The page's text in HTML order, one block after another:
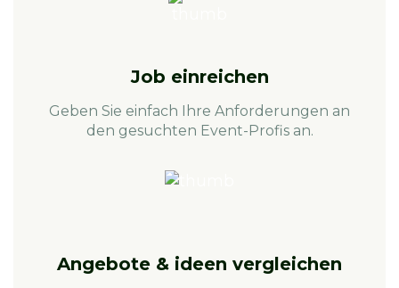
Job einreichen
Geben Sie einfach Ihre Anforderungen an
den gesuchten Event-Profis an.
Angebote & ideen vergleichen